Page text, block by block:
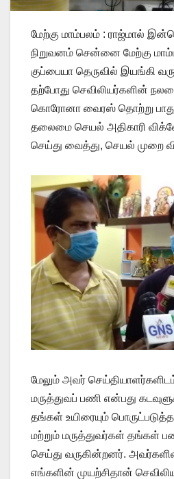
மேற்கு மாம்பலம் : ராஜ்மால்
நிறுவனம் சென்னை மேற்கு
குப்பையா தெருவில் இயங்கி
தற்போது செவிலியர்களின்
கொரோனா வைரஸ் தொற்று
தலைமை செயல் அதிகாரி
செய்து வைத்து, செயல் முறை
மேலும் அவர்
மருத்துவப் பணி என்பது
தங்கள் உயிரையும்
மற்றும் மருத்துவர்கள் தங்கள்
செய்து வருகின்றனர்.
எங்களின் முயற்சிதான்